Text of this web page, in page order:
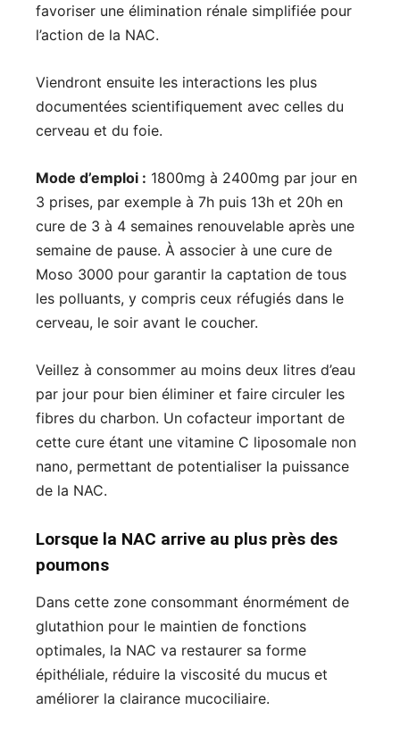
favoriser une élimination rénale simplifiée pour
l’action de la NAC.
Viendront ensuite les interactions les plus
documentées scientifiquement avec celles du
cerveau et du foie.
Mode d’emploi : 1800mg à 2400mg par jour en
3 prises, par exemple à 7h puis 13h et 20h en
cure de 3 à 4 semaines renouvelable après une
semaine de pause. À associer à une cure de
Moso 3000 pour garantir la captation de tous
les polluants, y compris ceux réfugiés dans le
cerveau, le soir avant le coucher.
Veillez à consommer au moins deux litres d’eau
par jour pour bien éliminer et faire circuler les
fibres du charbon. Un cofacteur important de
cette cure étant une vitamine C liposomale non
nano, permettant de potentialiser la puissance
de la NAC.
Lorsque la NAC arrive au plus près des
poumons
Dans cette zone consommant énormément de
glutathion pour le maintien de fonctions
optimales, la NAC va restaurer sa forme
épithéliale, réduire la viscosité du mucus et
améliorer la clairance mucociliaire.